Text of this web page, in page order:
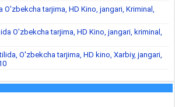
tarjima, HD Kino, jangari, Kriminal,
O'zbekcha tarjima, HD Kino, jangari, kriminal,
O'zbekcha tarjima, HD kino, Xarbiy, jangari,